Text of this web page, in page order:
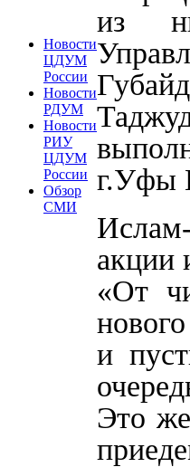
Новости
ЦДУМ
России
Новости
РДУМ
Новости
РИУ
ЦДУМ
России
Обзор
СМИ
из
г.Уфы
акции
«От
и
Это